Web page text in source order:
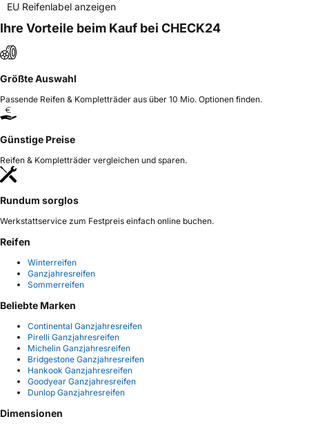
EU Reifenlabel anzeigen
Ihre Vorteile beim Kauf bei CHECK24
Größte Auswahl
Passende Reifen & Kompletträder aus über 10 Mio. Optionen finden.
Günstige Preise
Reifen & Kompletträder vergleichen und sparen.
Rundum sorglos
Werkstattservice zum Festpreis einfach online buchen.
Reifen
Winterreifen
Ganzjahresreifen
Sommerreifen
Beliebte Marken
Continental Ganzjahresreifen
Pirelli Ganzjahresreifen
Michelin Ganzjahresreifen
Bridgestone Ganzjahresreifen
Hankook Ganzjahresreifen
Goodyear Ganzjahresreifen
Dunlop Ganzjahresreifen
Dimensionen